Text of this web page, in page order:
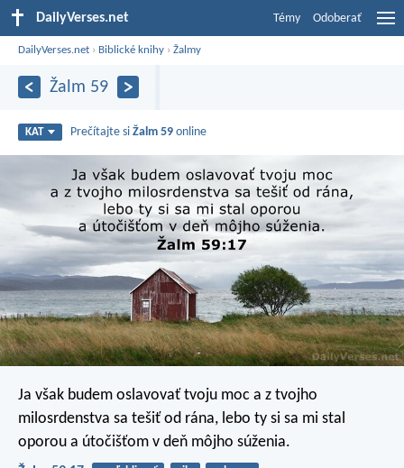
DailyVerses.net Témy Odoberať
DailyVerses.net › Biblické knihy ›Žalmy
Žalm 59
KAT Prečítajte siŽalm 59 online
Ja však budem oslavovať tvoju moc a z tvojho
milosrdenstva sa tešiť od rána, lebo ty si sa mi stal
oporou a útočišťom v deň môjho súženia.